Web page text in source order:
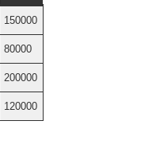
150000
80000
200000
120000